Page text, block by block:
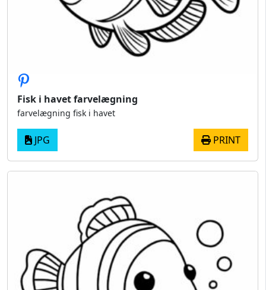
Fisk i havet farvelægning
farvelægning fisk i havet
JPG PRINT